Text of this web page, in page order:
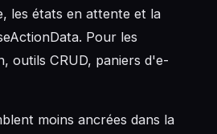
les états en attente et la
Pour les
outils CRUD, paniers d'e-
moins ancrées dans la